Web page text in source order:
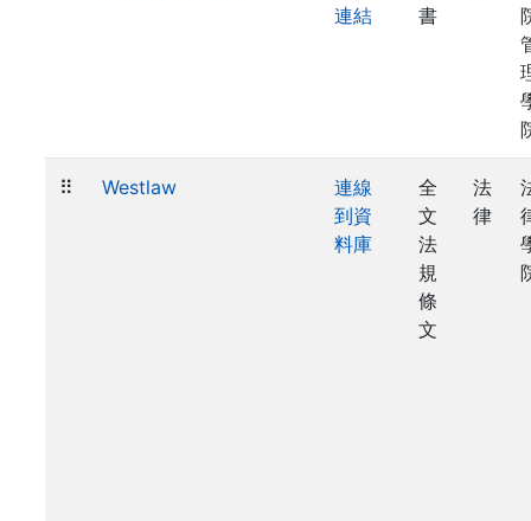
連結
書
⠿ Westlaw
連線
到資
料庫
全
文
法
規
條
文
法
律